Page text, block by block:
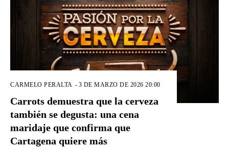
CARMELO PERALTA - 3 DE MARZO DE 2026 20:00
Carrots demuestra que la cerveza
también se degusta: una cena
maridaje que confirma que
Cartagena quiere más